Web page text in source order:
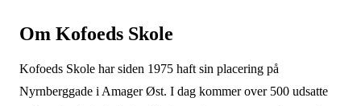
Om Kofoeds Skole
Kofoeds Skole har siden 1975 haft sin placering på
Nyrnberggade i Amager Øst. I dag kommer over 500 udsatte